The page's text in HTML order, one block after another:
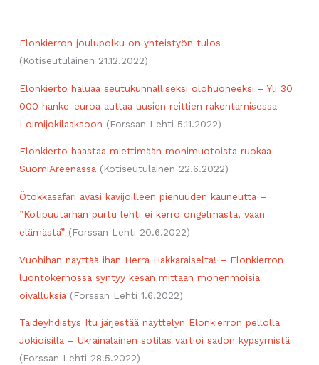
Elonkierron joulupolku on yhteistyön tulos
(Kotiseutulainen 21.12.2022)
Elonkierto haluaa seutukunnalliseksi olohuoneeksi – Yli 30
000 hanke-euroa auttaa uusien reittien rakentamisessa
Loimijokilaaksoon (Forssan Lehti 5.11.2022)
Elonkierto haastaa miettimään monimuotoista ruokaa
SuomiAreenassa (Kotiseutulainen 22.6.2022)
Ötökkäsafari avasi kävijöilleen pienuuden kauneutta –
”Kotipuutarhan purtu lehti ei kerro ongelmasta, vaan
elämästä” (Forssan Lehti 20.6.2022)
Vuohihan näyttää ihan Herra Hakkaraiselta! – Elonkierron
luontokerhossa syntyy kesän mittaan monenmoisia
oivalluksia (Forssan Lehti 1.6.2022)
Taideyhdistys Itu järjestää näyttelyn Elonkierron pellolla
Jokioisilla – Ukrainalainen sotilas vartioi sadon kypsymistä
(Forssan Lehti 28.5.2022)